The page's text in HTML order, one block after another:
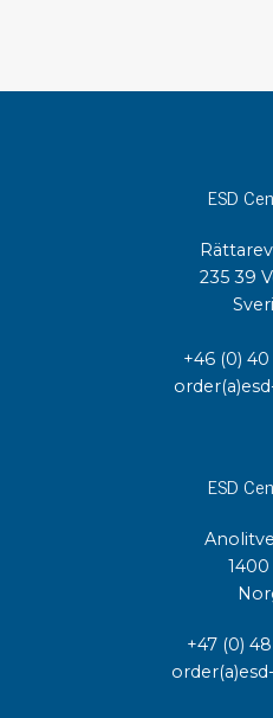
ESD
235 39
+46 (0)
ESD
1400
+47 (0)